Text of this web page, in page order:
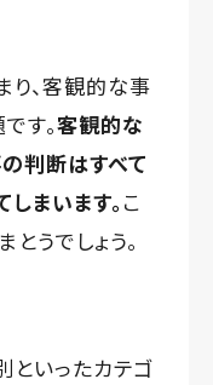
、客観的な事
す。客観的な
判断はすべて
まいます。こ
うでしょう。
といったカテゴ